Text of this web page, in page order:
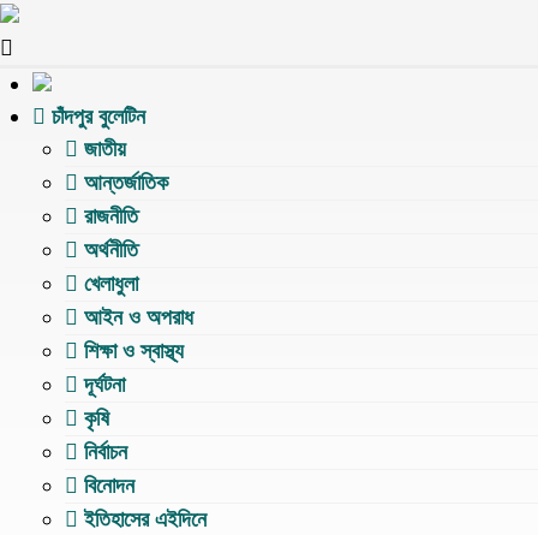
চাঁদপুর বুলেটিন
জাতীয়
আন্তর্জাতিক
রাজনীতি
অর্থনীতি
খেলাধুলা
আইন ও অপরাধ
শিক্ষা ও স্বাস্থ্য
দূর্ঘটনা
কৃষি
নির্বাচন
বিনোদন
ইতিহাসের এইদিনে